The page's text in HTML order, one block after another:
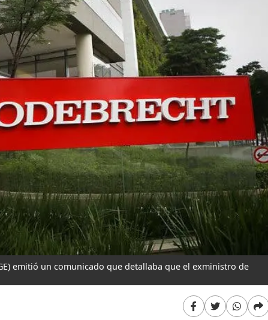
emitió un comunicado que detallaba que el exministro de